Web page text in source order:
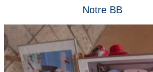
Notre BB